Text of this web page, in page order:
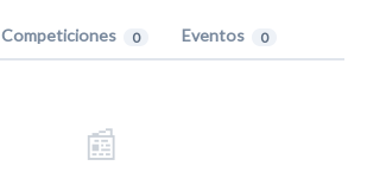
Competiciones 0 Eventos 0
📰